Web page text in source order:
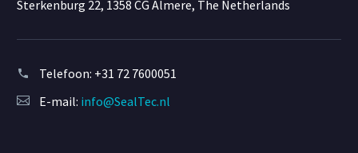
Sterkenburg 22, 1358 CG Almere, The Netherlands
Telefoon: +31 72 7600051
E-mail: info@SealTec.nl